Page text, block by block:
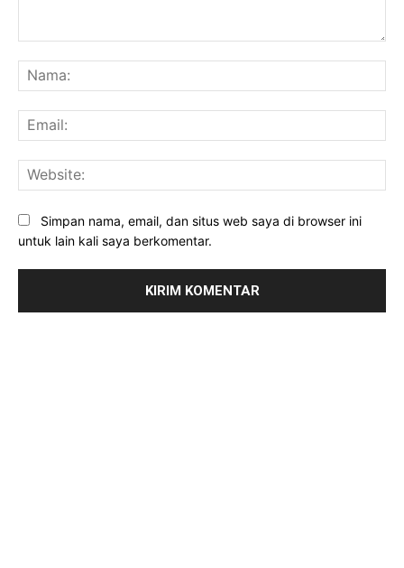
Simpan nama, email, dan situs web saya di browser ini
untuk lain kali saya berkomentar.